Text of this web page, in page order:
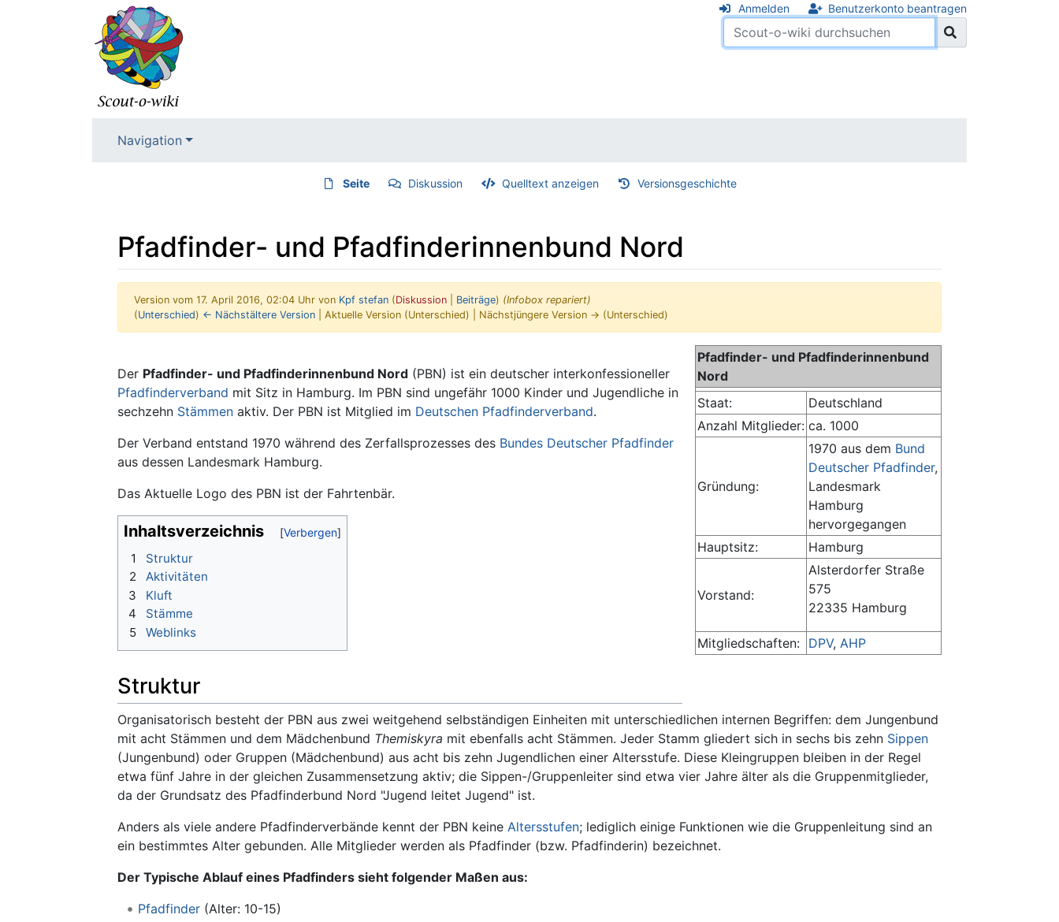
Anmelden Benutzerkonto beantragen
Navigation
Seite Diskussion Quelltext anzeigen Versionsgeschichte
Pfadfinder- und Pfadfinderinnenbund Nord
Version vom 17. April 2016, 02:04 Uhr von Kpf stefan (Diskussion Beiträge) (Infobox repariert)
(Unterschied) ← Nächstältere Version | Aktuelle Version (Unterschied) | Nächstjüngere Version → (Unterschied)
Pfadfinder- und Pfadfinderinnenbund
Nord
Staat:
Deutschland
Anzahl Mitglieder: ca. 1000
Gründung:
1970 aus dem Bund
Deutscher Pfadfinder,
Landesmark
Hamburg
hervorgegangen
Hauptsitz:
Hamburg
Vorstand:
Alsterdorfer Straße
575
22335 Hamburg
Mitgliedschaften: DPV, AHP
Der Pfadfinder- und Pfadfinderinnenbund Nord (PBN) ist ein deutscher interkonfessioneller
Pfadfinderverband mit Sitz in Hamburg. Im PBN sind ungefähr 1000 Kinder und Jugendliche in
sechzehn Stämmen aktiv. Der PBN ist Mitglied im Deutschen Pfadfinderverband.
Der Verband entstand 1970 während des Zerfallsprozesses des Bundes Deutscher Pfadfinder
aus dessen Landesmark Hamburg.
Das Aktuelle Logo des PBN ist der Fahrtenbär.
Inhaltsverzeichnis
1
Struktur
2
Aktivitäten
3
Kluft
4
Stämme
5
Weblinks
Struktur
Organisatorisch besteht der PBN aus zwei weitgehend selbständigen Einheiten mit unterschiedlichen internen Begriffen: dem Jungenbund
mit acht Stämmen und dem Mädchenbund Themiskyra mit ebenfalls acht Stämmen. Jeder Stamm gliedert sich in sechs bis zehn Sippen
(Jungenbund) oder Gruppen (Mädchenbund) aus acht bis zehn Jugendlichen einer Altersstufe. Diese Kleingruppen bleiben in der Regel
etwa fünf Jahre in der gleichen Zusammensetzung aktiv; die Sippen-/Gruppenleiter sind etwa vier Jahre älter als die Gruppenmitglieder,
da der Grundsatz des Pfadfinderbund Nord "Jugend leitet Jugend" ist.
Anders als viele andere Pfadfinderverbände kennt der PBN keine Altersstufen; lediglich einige Funktionen wie die Gruppenleitung sind an
ein bestimmtes Alter gebunden. Alle Mitglieder werden als Pfadfinder (bzw. Pfadfinderin) bezeichnet.
Der Typische Ablauf eines Pfadfinders sieht folgender Maßen aus:
Pfadfinder(Alter: 10-15)